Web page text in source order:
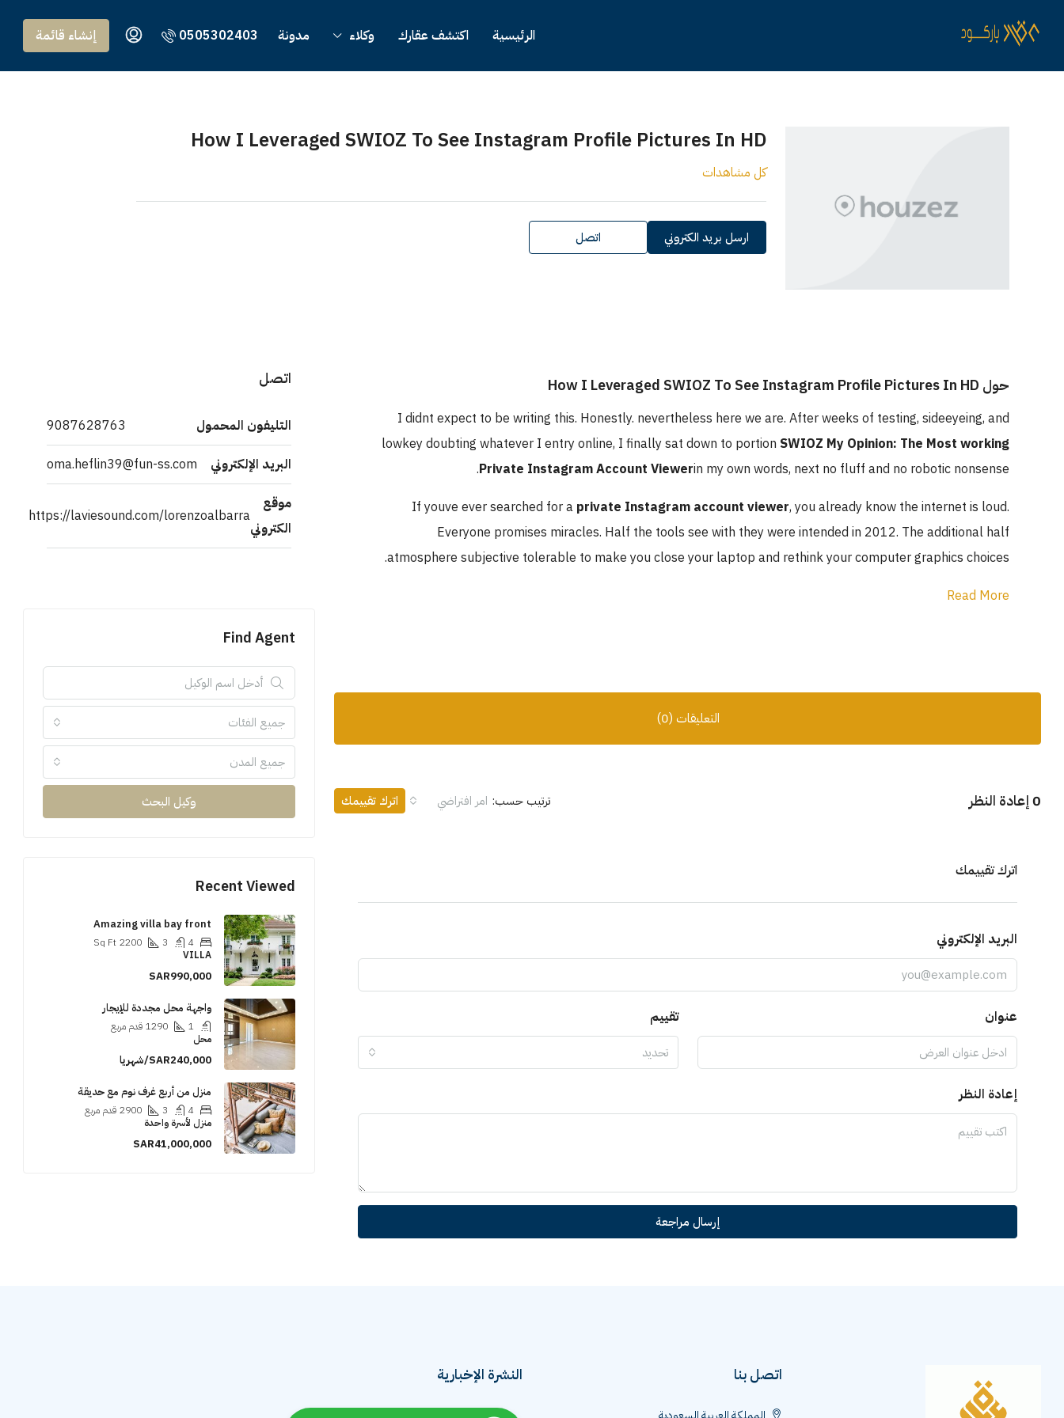
الرئيسية اكتشف عقارك وكلاء مدونة 0505302403 إنشاء قائمة
How I Leveraged SWIOZ To See Instagram Profile Pictures In HD
كل مشاهدات
ارسل بريد الكتروني اتصل
حول How I Leveraged SWIOZ To See Instagram Profile Pictures In HD
I didnt expect to be writing this. Honestly. nevertheless here we are. After weeks of testing, sideeyeing, and
lowkey doubting whatever I entry online, I finally sat down to portion SWIOZ My Opinion: The Most working
Private Instagram Account Viewerin my own words, next no fluff and no robotic nonsense.
If youve ever searched for a private Instagram account viewer, you already know the internet is loud.
Everyone promises miracles. Half the tools see with they were intended in 2012. The additional half
atmosphere subjective tolerable to make you close your laptop and rethink your computer graphics choices.
Read More
التعليقات (0)
0 إعادة النظر ترتيب حسب: امر افتراضي اترك تقييمك
اترك تقييمك
البريد الإلكتروني
عنوان تقييم
تحديد
إعادة النظر
إرسال مراجعة
اتصل
التليفون المحمول 9087628763
البريد الإلكتروني oma.heflin39@fun-ss.com
موقع
الكتروني
https://laviesound.com/lorenzoalbarra
Find Agent
جميع الفئات
جميع المدن
وكيل البحث
Recent Viewed
Amazing villa bay front
4
3
2200
Sq Ft
VILLA
SAR990,000
واجهة محل مجددة للإيجار
1
1290 قدم مربع
محل
SAR240,000/شهريا
منزل من أربع غرف نوم مع حديقة
4
3
2900 قدم مربع
منزل لأسرة واحدة
SAR41,000,000
اتصل بنا النشرة الإخبارية